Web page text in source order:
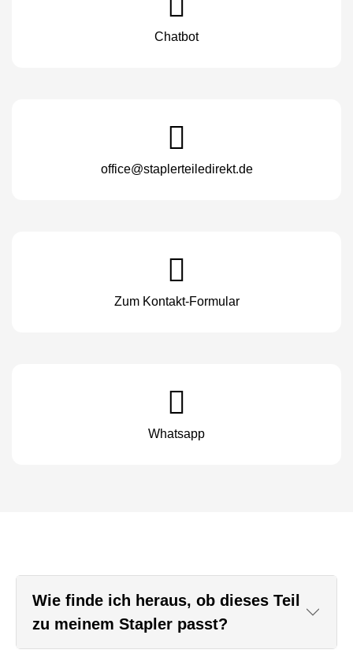
Chatbot
office@staplerteiledirekt.de
Zum Kontakt-Formular
Whatsapp
Wie finde ich heraus, ob dieses Teil
zu meinem Stapler passt?